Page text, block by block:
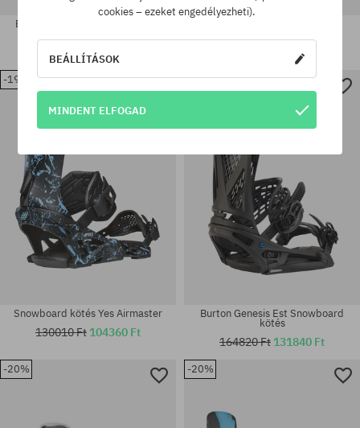
Elérhető méretek:
Elérhető méretek:
Burton X EST Snowboard kötés
236280 Ft188640 Ft
Elérhető méretek:
87870 Ft
-19%
Snowboard kötés Yes Airmaster
130010 Ft 104360 Ft
-20%
Burton Genesis Est Snowboard
kötés
164820 Ft 131840 Ft
-20% -20%
cookies – ezeket engedélyezheti).
BEÁLLÍTÁSOK
MINDENT ELFOGAD